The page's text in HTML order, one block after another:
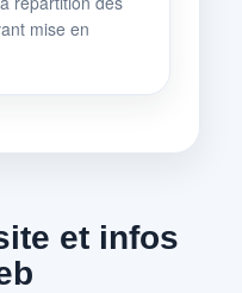
mise en
et infos